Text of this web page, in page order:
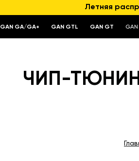
Летняя
GAN GA/GA+ GAN GTL GAN GT GAN
ЧИП-ТЮНИНГ